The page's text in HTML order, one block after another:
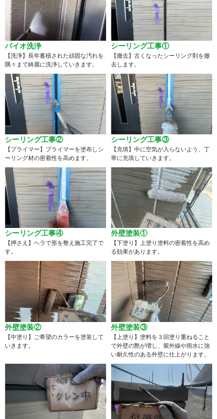
バイオ洗浄
【洗浄】長年蓄積された頑固な汚れを
隅々まで綺麗に洗浄していきます。
シーリング工事①
【撤去】古くなったシーリング剤を撤
去します。
シーリング工事②
【プライマー】プライマーを塗布しシ
ーリング材の密着性を高めます。
シーリング工事③
【充填】中に空気が入らないよう、丁
寧に充填していきます。
シーリング工事④
【押さえ】ヘラで形を整え施工完了で
す。
外壁塗装①
【下塗り】上塗り塗料の密着性を高め
る効果があります。
外壁塗装②
【中塗り】ご希望のカラーを塗装して
いきます。
外壁塗装③
【上塗り】塗料を３回塗り重ねること
で外壁の艶が増し、紫外線や雨水に強
い耐久性のある外壁に仕上がります。